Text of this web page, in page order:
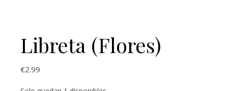
Libreta (Flores)
€2.99